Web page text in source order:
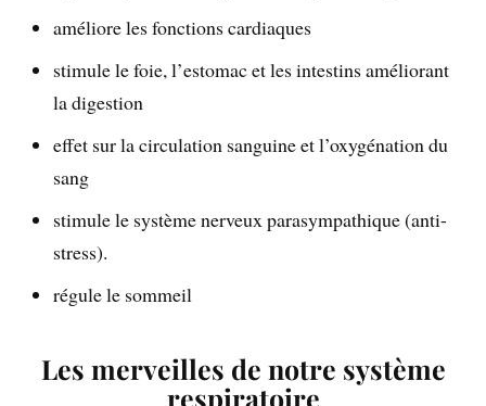
améliore les fonctions cardiaques
stimule le foie, l’estomac et les intestins améliorant
la digestion
effet sur la circulation sanguine et l’oxygénation du
sang
stimule le système nerveux parasympathique (anti-
stress).
régule le sommeil
Les merveilles de notre système
respiratoire